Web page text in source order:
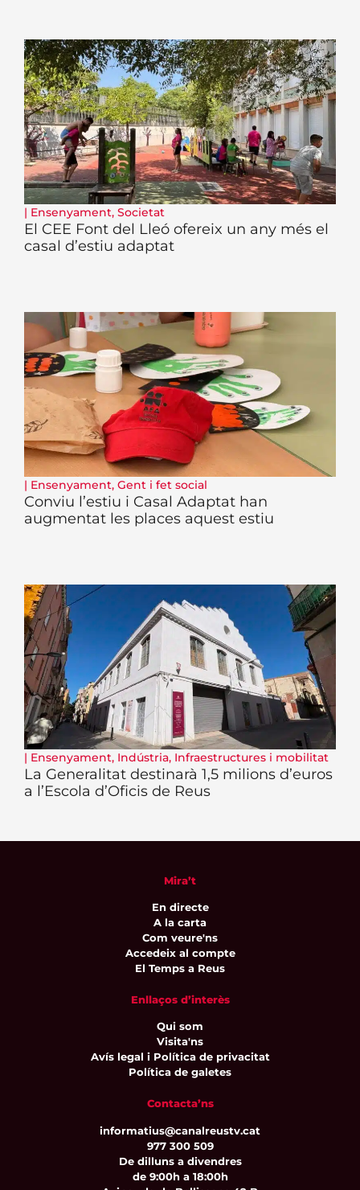
| Ensenyament, Societat
El CEE Font del Lleó ofereix un any més el
casal d’estiu adaptat
| Ensenyament, Gent i fet social
Conviu l’estiu i Casal Adaptat han
augmentat les places aquest estiu
| Ensenyament, Indústria, Infraestructures i mobilitat
La Generalitat destinarà 1,5 milions d’euros
a l’Escola d’Oficis de Reus
Mira’t
En directe
A la carta
Com veure'ns
Accedeix al compte
El Temps a Reus
Enllaços d’interès
Qui som
Visita'ns
Avís legal i Política de privacitat
Política de galetes
Contacta’ns
informatius@canalreustv.cat
977 300 509
De dilluns a divendres
de 9:00h a 18:00h